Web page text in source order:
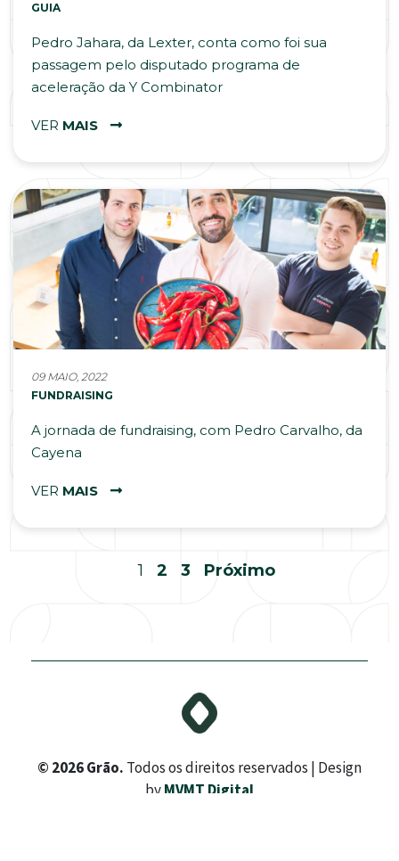
GUIA
Pedro Jahara, da Lexter, conta como foi sua
passagem pelo disputado programa de
aceleração da Y Combinator
VER MAIS
09 MAIO, 2022
FUNDRAISING
A jornada de fundraising, com Pedro Carvalho, da
Cayena
VER MAIS
1 2 3 Próximo
© 2026 Grão. Todos os direitos reservados | Design
byMVMT Digital